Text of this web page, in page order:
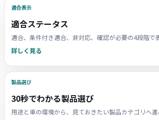
適合表示
適合ステータス
適合、条件付き適合、非対応、確認が必要の4段階で
詳しく見る
製品選び
30秒でわかる製品選び
用途と車の環境から、見ておきたい製品カテゴリへ進